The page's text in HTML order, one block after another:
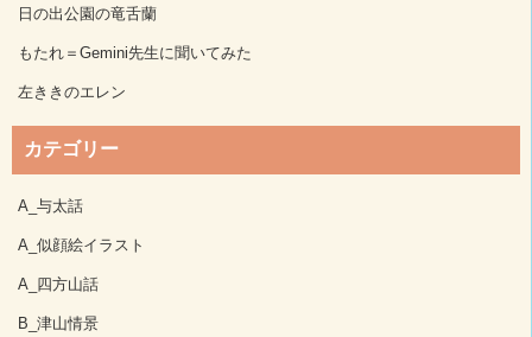
日の出公園の竜舌蘭
もたれ＝Gemini先生に聞いてみた
左ききのエレン
カテゴリー
A_与太話
A_似顔絵イラスト
A_四方山話
B_津山情景